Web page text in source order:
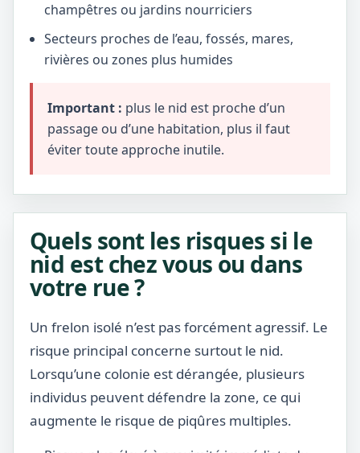
champêtres ou jardins nourriciers
Secteurs proches de l’eau, fossés, mares,
rivières ou zones plus humides
Important : plus le nid est proche d’un
passage ou d’une habitation, plus il faut
éviter toute approche inutile.
Quels sont les risques si le
nid est chez vous ou dans
votre rue ?
Un frelon isolé n’est pas forcément agressif. Le
risque principal concerne surtout le nid.
Lorsqu’une colonie est dérangée, plusieurs
individus peuvent défendre la zone, ce qui
augmente le risque de piqûres multiples.